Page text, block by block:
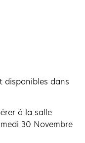
disponibles dans
à la salle
30 Novembre